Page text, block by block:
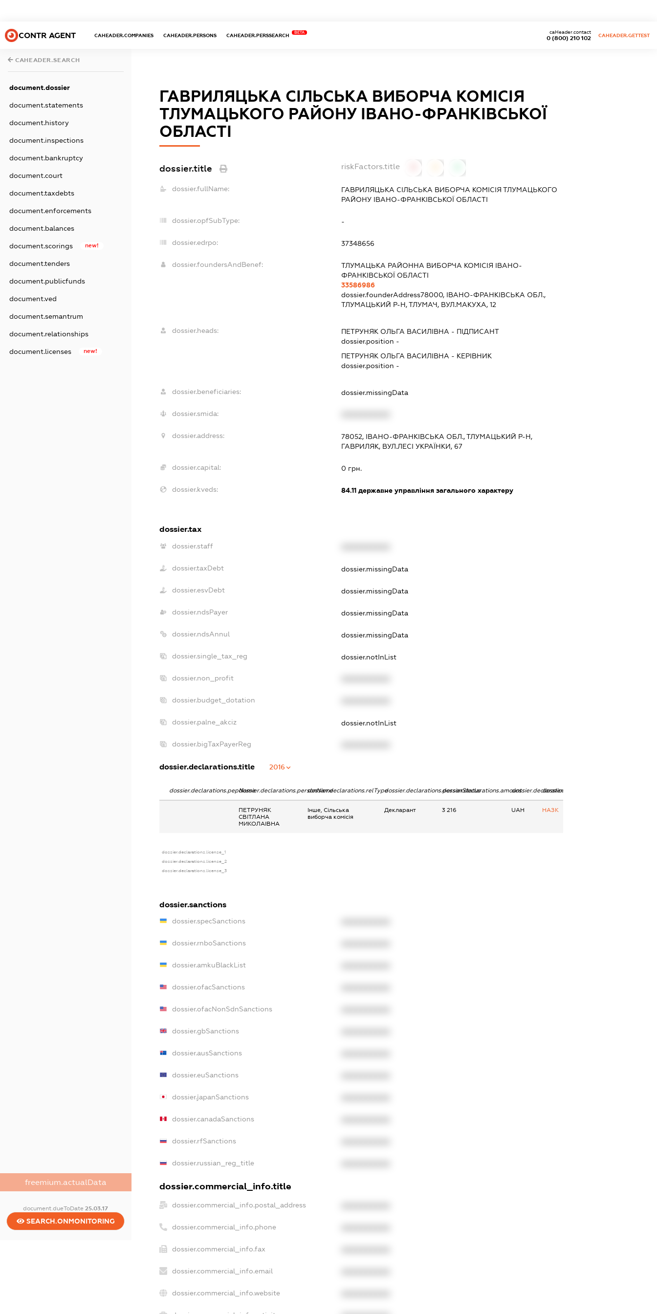
CONTR AGENT CAHEADER.COMPANIES CAHEADER.PERSONS CAHEADER.PERSSEARCH
BETA
0 (800) 210 102
caHeader.contact
CAHEADER.GETTEST
CAHEADER.SEARCH
document.dossier
document.statements
document.history
document.inspections
document.bankruptcy
document.court
document.taxdebts
document.enforcements
document.balances
document.scorings new!
document.tenders
document.publicfunds
document.ved
document.semantrum
document.relationships
document.licenses new!
freemium.actualData
document.dueToDate25.03.17
SEARCH.ONMONITORING
ГАВРИЛЯЦЬКА СІЛЬСЬКА ВИБОРЧА КОМІСІЯ
ТЛУМАЦЬКОГО РАЙОНУ ІВАНО-ФРАНКІВСЬКОЇ
ОБЛАСТІ
dossier.title riskFactors.title
dossier.fullName:
ГАВРИЛЯЦЬКА СІЛЬСЬКА ВИБОРЧА КОМІСІЯ ТЛУМАЦЬКОГО
РАЙОНУ ІВАНО-ФРАНКІВСЬКОЇ ОБЛАСТІ
dossier.opfSubType: -
dossier.edrpo: 37348656
dossier.foundersAndBenef:
ТЛУМАЦЬКА РАЙОННА ВИБОРЧА КОМІСІЯ ІВАНО-
ФРАНКІВСЬКОЇ ОБЛАСТІ
33586986
dossier.founderAddress78000, ІВАНО-ФРАНКІВСЬКА ОБЛ.,
ТЛУМАЦЬКИЙ Р-Н, ТЛУМАЧ, ВУЛ.МАКУХА, 12
dossier.heads: ПЕТРУНЯК ОЛЬГА ВАСИЛІВНА - ПІДПИСАНТ
dossier.position -
ПЕТРУНЯК ОЛЬГА ВАСИЛІВНА - КЕРІВНИК
dossier.position -
dossier.beneficiaries: dossier.missingData
dossier.smida:
dossier.address:
78052, ІВАНО-ФРАНКІВСЬКА ОБЛ., ТЛУМАЦЬКИЙ Р-Н,
ГАВРИЛЯК, ВУЛ.ЛЕСІ УКРАЇНКИ, 67
dossier.capital: 0 грн.
dossier.kveds: 84.11державне управління загального характеру
dossier.tax
dossier.staff
dossier.taxDebt dossier.missingData
dossier.esvDebt dossier.missingData
dossier.ndsPayer dossier.missingData
dossier.ndsAnnul dossier.missingData
dossier.single_tax_reg dossier.notInList
dossier.non_profit
dossier.budget_dotation
dossier.palne_akciz dossier.notInList
dossier.bigTaxPayerReg
dossier.declarations.title 2016
dossier.declarations.pepNamedossier.declarations.personNamedossier.declarations.relTypedossier.declarations.personStatusdossier.declarations.amountdossier.declarations.currency
dossier.declarations.source
ПЕТРУНЯК
СВІТЛАНА
МИКОЛАІВНА
Інше, Сільська
виборча комісія
Декларант 3 216 UAH НАЗК
dossier.declarations.license_1
dossier.declarations.license_2
dossier.declarations.license_3
dossier.sanctions
dossier.specSanctions
dossier.rnboSanctions
dossier.amkuBlackList
dossier.ofacSanctions
dossier.ofacNonSdnSanctions
dossier.gbSanctions
dossier.ausSanctions
dossier.euSanctions
dossier.japanSanctions
dossier.canadaSanctions
dossier.rfSanctions
dossier.russian_reg_title
dossier.commercial_info.title
dossier.commercial_info.postal_address
dossier.commercial_info.phone
dossier.commercial_info.fax
dossier.commercial_info.email
dossier.commercial_info.website